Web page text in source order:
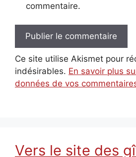
commentaire.
Ce site utilise Akismet pour
indésirables. En savoir plus
données de vos
Vers le site des